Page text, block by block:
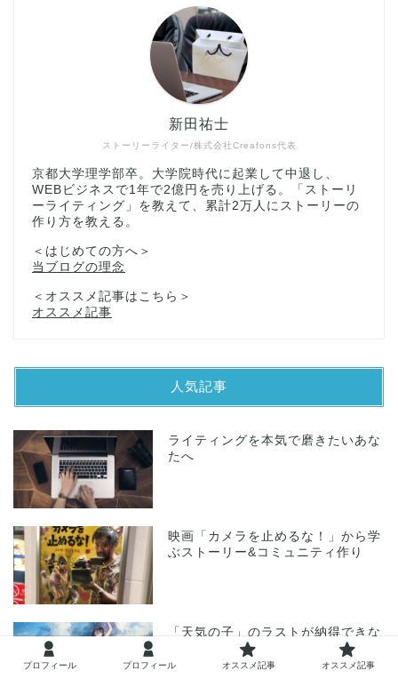
ストーリーライター/株式会社Creafons代表
新田祐士
京都大学理学部卒。大学院時代に起業して中退し、
WEBビジネスで1年で2億円を売り上げる。「ストーリ
ーライティング」を教えて、累計2万人にストーリーの
作り方を教える。
＜はじめての方へ＞
当ブログの理念
＜オススメ記事はこちら＞
オススメ記事
人気記事
ライティングを本気で磨きたいあな
たへ
映画「カメラを止めるな！」から学
ぶストーリー&コミュニティ作り
「天気の子」のラストが納得できな
い人のためのネタバレ解説！
プロフィール プロフィール オススメ記事 オススメ記事